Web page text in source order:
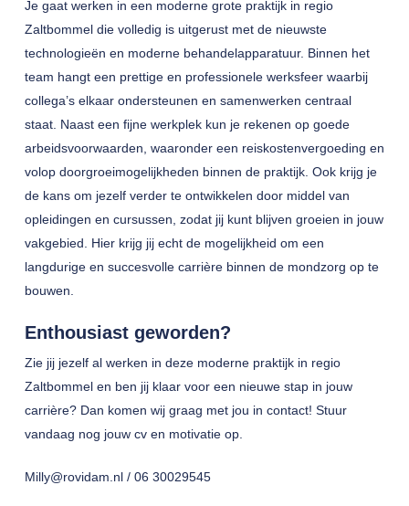
Je gaat werken in een moderne grote praktijk in regio
Zaltbommel die volledig is uitgerust met de nieuwste
technologieën en moderne behandelapparatuur. Binnen het
team hangt een prettige en professionele werksfeer waarbij
collega’s elkaar ondersteunen en samenwerken centraal
staat. Naast een fijne werkplek kun je rekenen op goede
arbeidsvoorwaarden, waaronder een reiskostenvergoeding en
volop doorgroeimogelijkheden binnen de praktijk. Ook krijg je
de kans om jezelf verder te ontwikkelen door middel van
opleidingen en cursussen, zodat jij kunt blijven groeien in jouw
vakgebied. Hier krijg jij echt de mogelijkheid om een
langdurige en succesvolle carrière binnen de mondzorg op te
bouwen.
Enthousiast geworden?
Zie jij jezelf al werken in deze moderne praktijk in regio
Zaltbommel en ben jij klaar voor een nieuwe stap in jouw
carrière? Dan komen wij graag met jou in contact! Stuur
vandaag nog jouw cv en motivatie op.
Milly@rovidam.nl / 06 30029545